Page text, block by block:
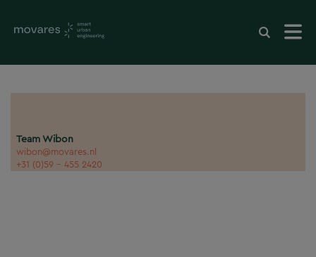
Team Wibon
wibon@movares.nl
+31 (0)59 - 455 2420